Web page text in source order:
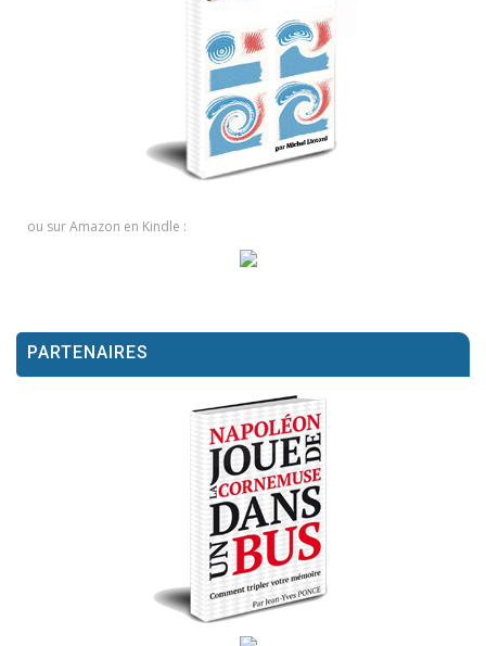
ou sur Amazon en Kindle :
PARTENAIRES